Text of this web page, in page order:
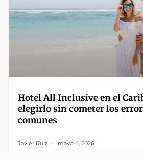
Hotel All Inclusive en el
elegirlo sin cometer los
comunes
Javier Ruiz mayo 4, 2026